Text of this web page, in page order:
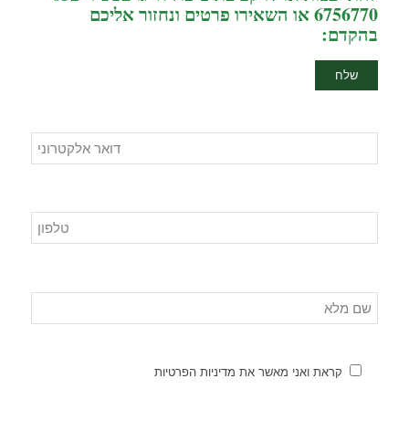
6756770 או השאירו פרטים ונחזור אליכם
בהקדם:
קראת ואני מאשר את מדיניות הפרטיות